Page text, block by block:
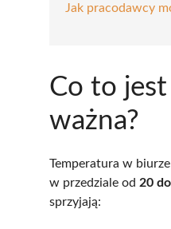
Jak pracodawcy
Co to
ważna?
Temperatura w
w przedziale od 20
sprzyjają: